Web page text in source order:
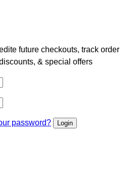
future checkouts, track order
& special offers
password?